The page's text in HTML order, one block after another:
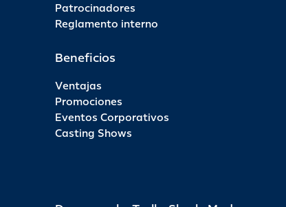
Patrocinadores
Reglamento interno
Beneficios
Ventajas
Promociones
Eventos Corporativos
Casting Shows